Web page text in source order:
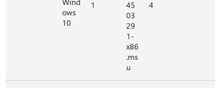
ows
10
1
45
03
29
1-
x86
.ms
u
4